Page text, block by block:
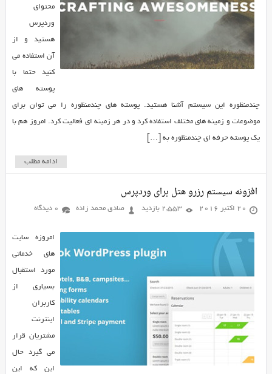
محتوای
وردپرس
هستید و از
آن استفاده می
کنید حتما با
پوسته های
چندمنظوره این سیستم آشنا هستید. پوسته های چندمنظوره را می توان برای
موضوعات و زمینه های مختلف استفاده کرد و در هر زمینه ای فعالیت کرد. امروز هم با
یک پوسته حرفه ای چندمنظوره به […]
ادامه مطلب
افزونه سیستم رزرو هتل برای وردپرس
20 اکتبر 2016 2,553 بازدید صادق محمد زاده 0 دیدگاه
امروزه سایت
های خدماتی
مورد استقبال
بسیاری از
کاربران
اینترنت
مشتریان قرار
می گیرد حال
این که این